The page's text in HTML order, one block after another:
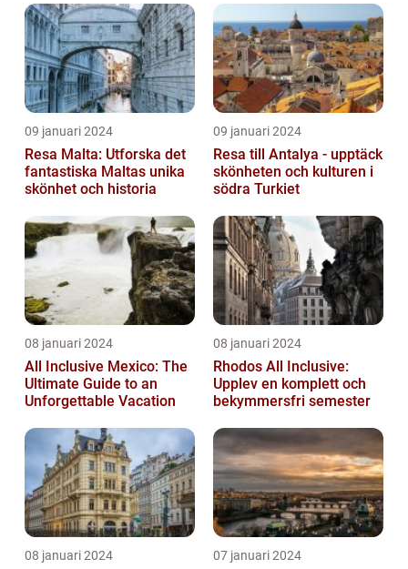
09 januari 2024
Resa Malta: Utforska det
fantastiska Maltas unika
skönhet och historia
09 januari 2024
Resa till Antalya - upptäck
skönheten och kulturen i
södra Turkiet
08 januari 2024
All Inclusive Mexico: The
Ultimate Guide to an
Unforgettable Vacation
08 januari 2024
Rhodos All Inclusive:
Upplev en komplett och
bekymmersfri semester
08 januari 2024 07 januari 2024